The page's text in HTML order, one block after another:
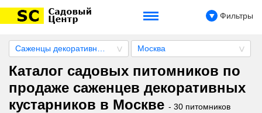
Фильтры
Москва
Каталог садовых питомников по
продаже саженцев декоративных
кустарников в Москве - 30 питомников